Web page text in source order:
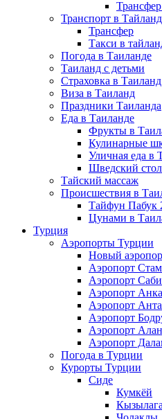
Транспорт в
Трансфер
Такси в
Погода в Таиланде
Таиланд с детьми
Страховка в Таиланд
Виза в Таиланд
Праздники Таиланда
Еда в Таиланде
Фрукты в
Кулинарные
Уличная еда в
Шведский
Тайский массаж
Происшествия в
Тайфун Пабук
Цунами в
Турция
Аэропорты Турции
Новый
Аэропорт
Аэропорт
Аэропорт
Аэропорт
Аэропорт
Аэропорт
Аэропорт
Погода в Турции
Курорты Турции
Сиде
Кумкёй